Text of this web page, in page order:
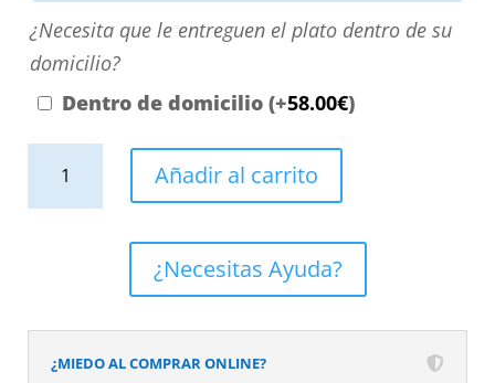
contactando
nosotros.
El
precio
será
¿Necesita
que
le
domicilio?
¿Necesita que le entreguen el plato dentro de su
domicilio?
Dentro de domicilio (+58.00€)
pizarra.
Efecto
Añadir al carrito
¿Necesitas Ayuda?
¿MIEDO AL COMPRAR ONLINE?